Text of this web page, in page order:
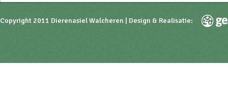
Copyright 2011 Dierenasiel Walcheren | Design & Realisatie: